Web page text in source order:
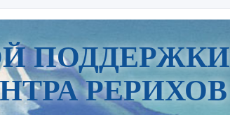
ПОДДЕРЖКИ
РЕРИХОВ